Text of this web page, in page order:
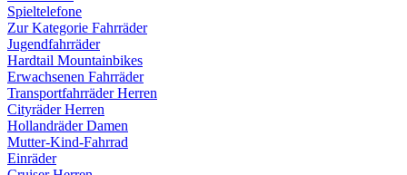
Spieltelefone
Zur Kategorie Fahrräder
Jugendfahrräder
Hardtail Mountainbikes
Erwachsenen Fahrräder
Transportfahrräder Herren
Cityräder Herren
Hollandräder Damen
Mutter-Kind-Fahrrad
Einräder